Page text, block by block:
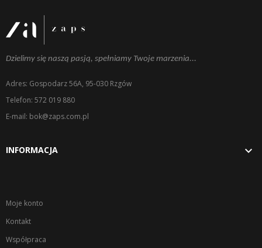
Dzielimy się naszą pasją, spełniamy Twoje marzenia...
Adres: Gospodarz 56A, 95-030 Rzgów
Telefon: 572 019 880
E-mail: bok@zaps.com.pl
INFORMACJA 
Moje konto
Kontakt
Współpraca